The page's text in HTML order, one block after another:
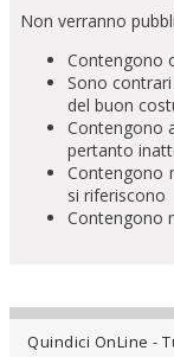
Non verranno
Contengono
Sono
del buon
Contengono
pertanto
Contengono
si riferiscono
Contengono
Quindici OnLine -